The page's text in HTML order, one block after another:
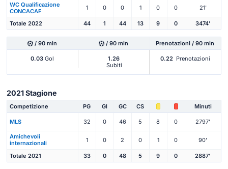
WC Qualificazione
CONCACAF
1 0 0 1 0 0 21'
Totale 2022 44 1 44 13 9 0 3474'
/ 90 min / 90 min Prenotazioni / 90 min
0.03 Gol
1.26
Subiti
0.22 Prenotazioni
2021 Stagione
Competizione PG Gl GC CS Minuti
MLS 32 0 46 5 8 0 2797'
Amichevoli
internazionali
1 0 2 0 1 0 90'
Totale 2021 33 0 48 5 9 0 2887'